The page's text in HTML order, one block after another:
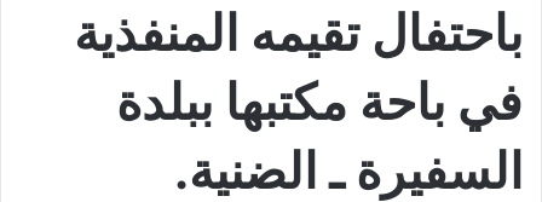
باحتفال تقيمه المنفذية
في باحة مكتبها ببلدة
السفيرة ـ الضنية.